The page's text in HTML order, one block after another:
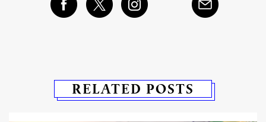
RELATED POSTS